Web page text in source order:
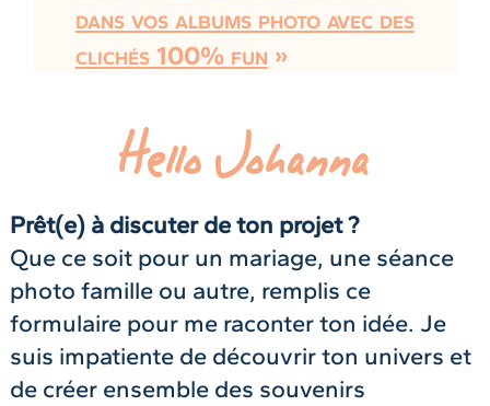
dans vos albums photo avec des
clichés 100% fun »
Hello Johanna
Prêt(e) à discuter de ton projet ?
Que ce soit pour un mariage, une séance
photo famille ou autre, remplis ce
formulaire pour me raconter ton idée. Je
suis impatiente de découvrir ton univers et
de créer ensemble des souvenirs